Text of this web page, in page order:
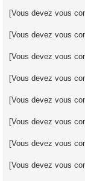
[Vous devez vous
[Vous devez vous
[Vous devez vous
[Vous devez vous
[Vous devez vous
[Vous devez vous
[Vous devez vous
[Vous devez vous